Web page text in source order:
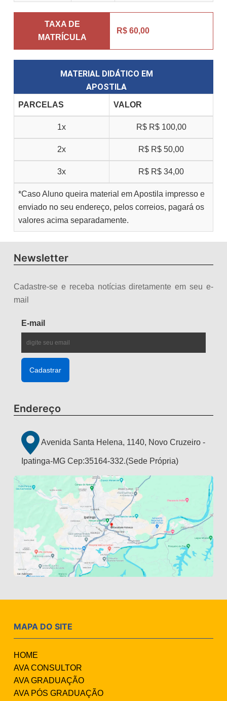
TAXA DE
MATRÍCULA
R$ 60,00
MATERIAL DIDÁTICO EM
APOSTILA
PARCELAS VALOR
1x R$ R$ 100,00
2x R$ R$ 50,00
3x R$ R$ 34,00
*Caso Aluno queira material em Apostila impresso e
enviado no seu endereço, pelos correios, pagará os
valores acima separadamente.
Newsletter
Cadastre-se e receba notícias diretamente em seu e-
mail
E-mail
Endereço
Avenida Santa Helena, 1140, Novo Cruzeiro -
Ipatinga-MG Cep:35164-332.(Sede Própria)
MAPA DO SITE
HOME
AVA CONSULTOR
AVA GRADUAÇÃO
AVA PÓS GRADUAÇÃO